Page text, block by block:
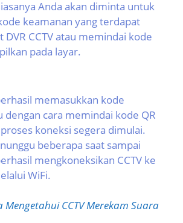
Anda akan diminta untuk
keamanan yang terdapat
DVR CCTV atau memindai kode
pada layar.
memasukkan kode
dengan cara memindai kode QR
koneksi segera dimulai.
beberapa saat sampai
mengkoneksikan CCTV ke
WiFi.
Mengetahui CCTV Merekam Suara